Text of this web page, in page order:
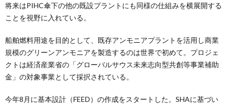
将来はPIHC傘下の他の既設プラントにも同様の仕組みを横展開する
ことを視野に入れている。
船舶燃料用途を目的として、既存アンモニアプラントを活用し商業
規模のグリーンアンモニアを製造するのは世界で初めて。プロジェ
クトは経済産業省の「グローバルサウス未来志向型共創等事業補助
金」の対象事業として採択されている。
今年8月に基本設計（FEED）の作成をスタートした。SHAに基づい